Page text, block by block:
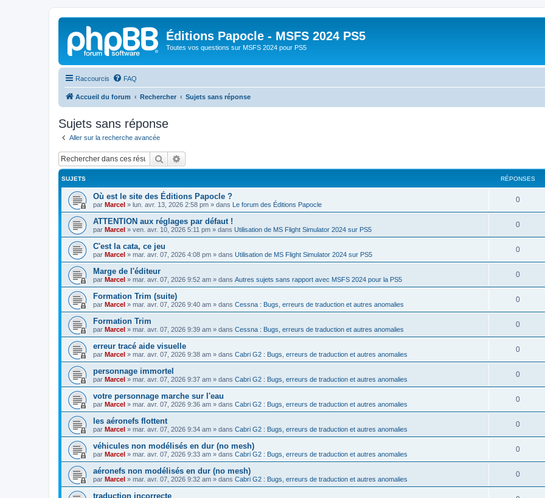
Éditions Papocle - MSFS 2024 PS5
Toutes vos questions sur MSFS 2024 pour PS5
Raccourcis FAQ
Accueil du forum Rechercher Sujets sans réponse
Sujets sans réponse
Aller sur la recherche avancée
Rechercher
SUJETS RÉPONSES
Où est le site des Éditions Papocle ?
par Marcel » lun. avr. 13, 2026 2:58 pm » dans Le forum des Éditions Papocle
0R
é
o
n
s
s
ATTENTION aux réglages par défaut !
par Marcel » ven. avr. 10, 2026 5:11 pm » dans Utilisation de MS Flight Simulator 2024 sur PS5
0R
é
o
n
s
s
C'est la cata, ce jeu
par Marcel » mar. avr. 07, 2026 4:08 pm » dans Utilisation de MS Flight Simulator 2024 sur PS5
0R
é
o
n
s
s
Marge de l'éditeur
par Marcel » mar. avr. 07, 2026 9:52 am » dans Autres sujets sans rapport avec MSFS 2024 pour la PS5
0R
é
o
n
s
s
Formation Trim (suite)
par Marcel » mar. avr. 07, 2026 9:40 am » dans Cessna : Bugs, erreurs de traduction et autres anomalies
0R
é
o
n
s
s
Formation Trim
par Marcel » mar. avr. 07, 2026 9:39 am » dans Cessna : Bugs, erreurs de traduction et autres anomalies
0R
é
o
n
s
s
erreur tracé aide visuelle
par Marcel » mar. avr. 07, 2026 9:38 am » dans Cabri G2 : Bugs, erreurs de traduction et autres anomalies
0R
é
o
n
s
s
personnage immortel
par Marcel » mar. avr. 07, 2026 9:37 am » dans Cabri G2 : Bugs, erreurs de traduction et autres anomalies
0R
é
o
n
s
s
votre personnage marche sur l'eau
par Marcel » mar. avr. 07, 2026 9:36 am » dans Cabri G2 : Bugs, erreurs de traduction et autres anomalies
0R
é
o
n
s
les aéronefs flottent
par Marcel » mar. avr. 07, 2026 9:34 am » dans Cabri G2 : Bugs, erreurs de traduction et autres anomalies
0R
é
o
n
véhicules non modélisés en dur (no mesh)
par Marcel » mar. avr. 07, 2026 9:33 am » dans Cabri G2 : Bugs, erreurs de traduction et autres anomalies
0R
é
o
aéronefs non modélisés en dur (no mesh)
par Marcel » mar. avr. 07, 2026 9:32 am » dans Cabri G2 : Bugs, erreurs de traduction et autres anomalies
0R
é
traduction incorrecte